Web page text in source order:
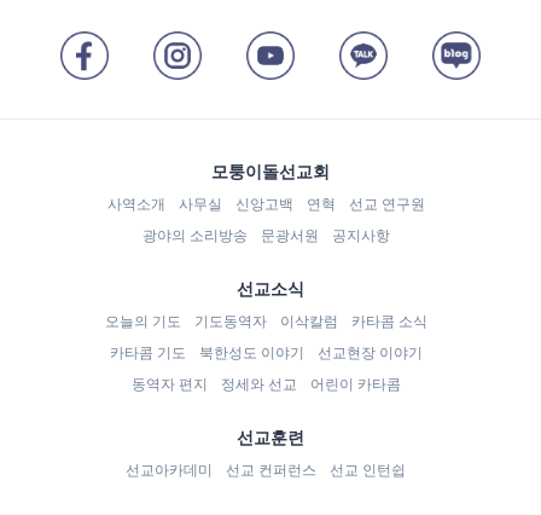
모퉁이돌선교회
사역소개 사무실 신앙고백 연혁
선교 연구원
광야의 소리방송
문광서원 공지사항
선교소식
오늘의 기도 기도동역자 이삭칼럼
카타콤 소식
카타콤 기도
북한성도 이야기
선교현장 이야기
동역자 편지
정세와 선교 어린이 카타콤
선교훈련
선교아카데미 선교 컨퍼런스 선교 인턴쉽